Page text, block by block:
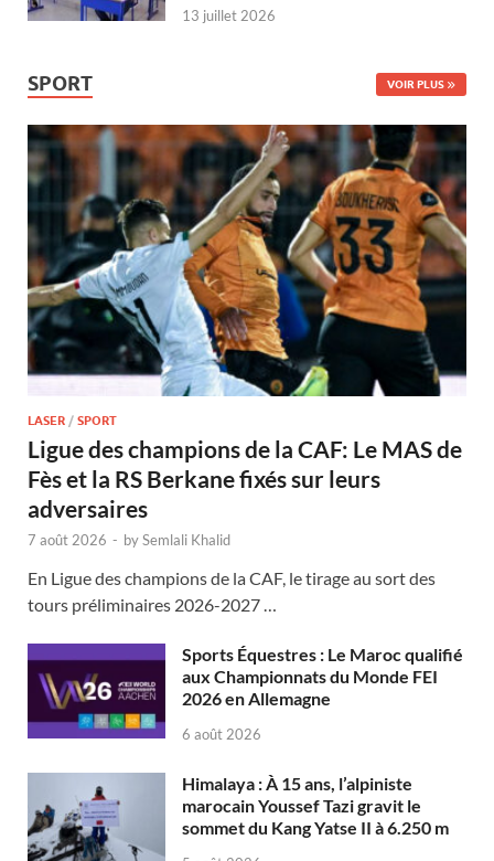
13 juillet 2026
SPORT VOIR PLUS
LASER / SPORT
Ligue des champions de la CAF: Le MAS de
Fès et la RS Berkane fixés sur leurs
adversaires
7 août 2026 - bySemlali Khalid
En Ligue des champions de la CAF, le tirage au sort des
tours préliminaires 2026-2027 …
Sports Équestres : Le Maroc qualifié
aux Championnats du Monde FEI
2026 en Allemagne
6 août 2026
Himalaya : À 15 ans, l’alpiniste
marocain Youssef Tazi gravit le
sommet du Kang Yatse II à 6.250 m